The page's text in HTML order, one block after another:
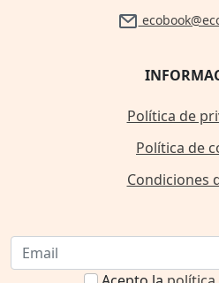
Política de
Política de
Condiciones